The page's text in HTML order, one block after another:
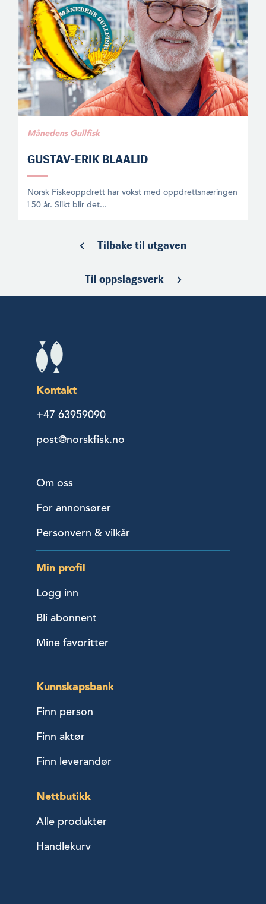
Månedens Gullfisk
GUSTAV-ERIK BLAALID
Norsk Fiskeoppdrett har vokst med oppdrettsnæringen
i 50 år. Slikt blir det...
Tilbake til utgaven
Til oppslagsverk
Kontakt
+47 63959090
post@norskfisk.no
Om oss
For annonsører
Personvern & vilkår
Min profil
Logg inn
Bli abonnent
Mine favoritter
Kunnskapsbank
Finn person
Finn aktør
Finn leverandør
Nettbutikk
Alle produkter
Handlekurv